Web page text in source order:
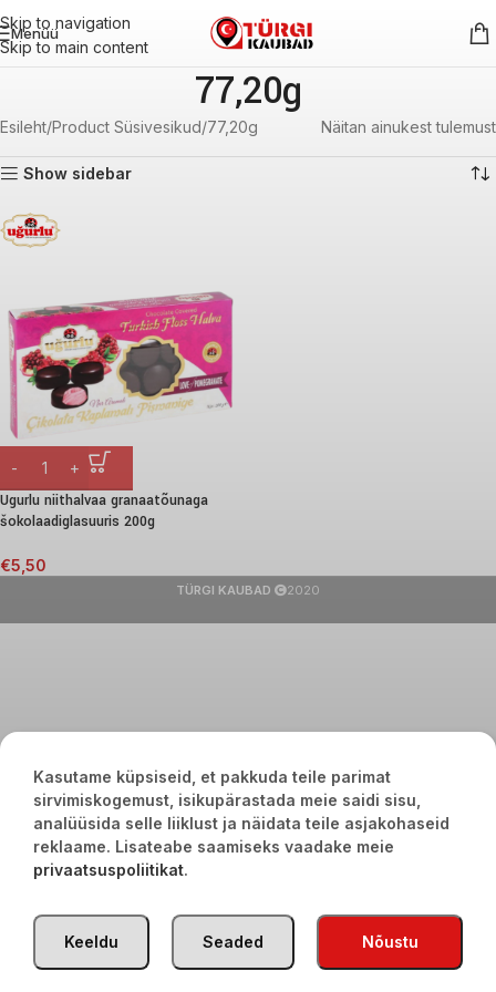
Skip to navigation
Skip to main content
Menüü
77,20g
Esileht Product Süsivesikud 77,20g Näitan ainukest tulemust
Show sidebar
Ugurlu niithalvaa granaatõunaga
šokolaadiglasuuris 200g
€5,50
TÜRGI KAUBAD 2020
Kasutame küpsiseid, et pakkuda teile parimat
sirvimiskogemust, isikupärastada meie saidi sisu,
analüüsida selle liiklust ja näidata teile asjakohaseid
reklaame. Lisateabe saamiseks vaadake meie
privaatsuspoliitikat.
Nõustu
Seaded
Keeldu